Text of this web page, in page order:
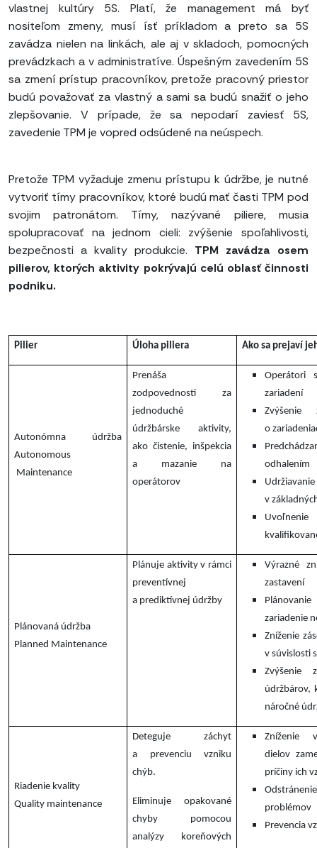
vlastnej kultúry 5S. Platí, že management má byť
nositeľom zmeny, musí ísť príkladom a preto sa 5S
zavádza nielen na linkách, ale aj v skladoch, pomocných
prevádzkach a v administratíve. Úspešným zavedením 5S
sa zmení prístup pracovníkov, pretože pracovný priestor
budú považovať za vlastný a sami sa budú snažiť o jeho
zlepšovanie. V prípade, že sa nepodarí zaviesť 5S,
zavedenie TPM je vopred odsúdené na neúspech.
Pretože TPM vyžaduje zmenu prístupu k údržbe, je nutné
vytvoriť tímy pracovníkov, ktoré budú mať časti TPM pod
svojim patronátom. Tímy, nazývané piliere, musia
spolupracovať na jednom cieli: zvýšenie spoľahlivosti,
bezpečnosti a kvality produkcie. TPM zavádza osem
pilierov, ktorých aktivity pokrývajú celú oblasť činnosti
podniku.
Pilier Úloha piliera Ako sa prejaví
Autonómna údržba
Autonomous
Maintenance
Prenáša
zodpovednosti za
jednoduché
údržbárske aktivity,
ako čistenie, inšpekcia
a mazanie na
operátorov
Operátori
zariadení
Zvýšenie
o
odhalením
v
Plánovaná údržba
Planned Maintenance
Plánuje aktivity v rámci
preventívnej
a prediktívnej údržby
Výrazné
zastavení
zariadenie
Zníženie
v súvislosti
Zvýšenie
údržbárov,
náročné
Riadenie kvality
Quality maintenance
Deteguje záchyt
a prevenciu vzniku
chýb.
Eliminuje opakované
chyby pomocou
analýzy koreňových
Zníženie
dielov
príčiny ich
problémov
Prevencia